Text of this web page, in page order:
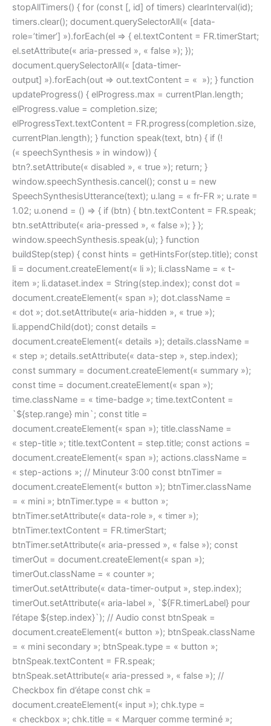
stopAllTimers() { for (const [, id] of timers) clearInterval(id);
timers.clear(); document.querySelectorAll(« [data-
role=’timer’] »).forEach(el => { el.textContent = FR.timerStart;
el.setAttribute(« aria-pressed », « false »); });
document.querySelectorAll(« [data-timer-
output] »).forEach(out => out.textContent = « »); } function
updateProgress() { elProgress.max = currentPlan.length;
elProgress.value = completion.size;
elProgressText.textContent = FR.progress(completion.size,
currentPlan.length); } function speak(text, btn) { if (!
(« speechSynthesis » in window)) {
btn?.setAttribute(« disabled », « true »); return; }
window.speechSynthesis.cancel(); const u = new
SpeechSynthesisUtterance(text); u.lang = « fr-FR »; u.rate =
1.02; u.onend = () => { if (btn) { btn.textContent = FR.speak;
btn.setAttribute(« aria-pressed », « false »); } };
window.speechSynthesis.speak(u); } function
buildStep(step) { const hints = getHintsFor(step.title); const
li = document.createElement(« li »); li.className = « t-
item »; li.dataset.index = String(step.index); const dot =
document.createElement(« span »); dot.className =
« dot »; dot.setAttribute(« aria-hidden », « true »);
li.appendChild(dot); const details =
document.createElement(« details »); details.className =
« step »; details.setAttribute(« data-step », step.index);
const summary = document.createElement(« summary »);
const time = document.createElement(« span »);
time.className = « time-badge »; time.textContent =
`${step.range} min`; const title =
document.createElement(« span »); title.className =
« step-title »; title.textContent = step.title; const actions =
document.createElement(« span »); actions.className =
« step-actions »; // Minuteur 3:00 const btnTimer =
document.createElement(« button »); btnTimer.className
= « mini »; btnTimer.type = « button »;
btnTimer.setAttribute(« data-role », « timer »);
btnTimer.textContent = FR.timerStart;
btnTimer.setAttribute(« aria-pressed », « false »); const
timerOut = document.createElement(« span »);
timerOut.className = « counter »;
timerOut.setAttribute(« data-timer-output », step.index);
timerOut.setAttribute(« aria-label », `${FR.timerLabel} pour
l’étape ${step.index}`); // Audio const btnSpeak =
document.createElement(« button »); btnSpeak.className
= « mini secondary »; btnSpeak.type = « button »;
btnSpeak.textContent = FR.speak;
btnSpeak.setAttribute(« aria-pressed », « false »); //
Checkbox fin d’étape const chk =
document.createElement(« input »); chk.type =
« checkbox »; chk.title = « Marquer comme terminé »;